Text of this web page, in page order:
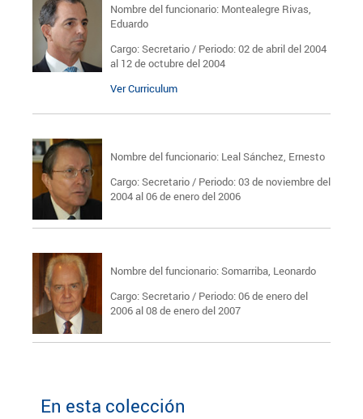
Nombre del funcionario: Montealegre Rivas,
Eduardo
Cargo: Secretario / Periodo: 02 de abril del 2004
al 12 de octubre del 2004
Ver Curriculum
Nombre del funcionario: Leal Sánchez, Ernesto
Cargo: Secretario / Periodo: 03 de noviembre del
2004 al 06 de enero del 2006
Nombre del funcionario: Somarriba, Leonardo
Cargo: Secretario / Periodo: 06 de enero del
2006 al 08 de enero del 2007
En esta colección